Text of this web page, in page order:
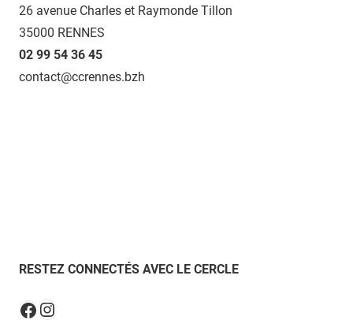
26 avenue Charles et Raymonde Tillon
35000 RENNES
02 99 54 36 45
contact@ccrennes.bzh
RESTEZ CONNECTÉS AVEC LE CERCLE
Facebook
Instagram